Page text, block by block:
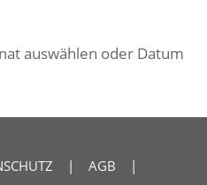
auswählen oder Datum
| AGB |